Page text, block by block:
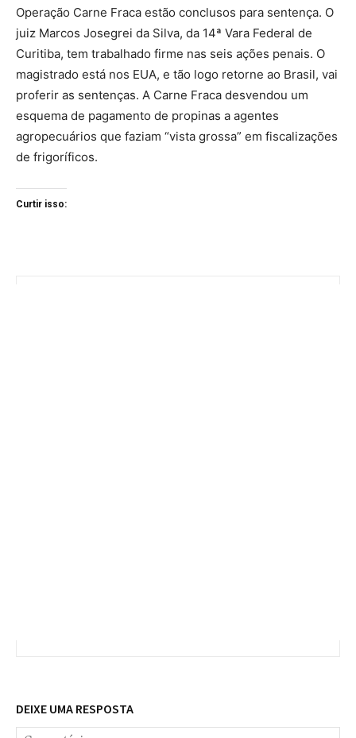
Operação Carne Fraca estão conclusos para sentença. O
juiz Marcos Josegrei da Silva, da 14ª Vara Federal de
Curitiba, tem trabalhado firme nas seis ações penais. O
magistrado está nos EUA, e tão logo retorne ao Brasil, vai
proferir as sentenças. A Carne Fraca desvendou um
esquema de pagamento de propinas a agentes
agropecuários que faziam “vista grossa” em fiscalizações
de frigoríficos.
Curtir isso:
DEIXE UMA RESPOSTA